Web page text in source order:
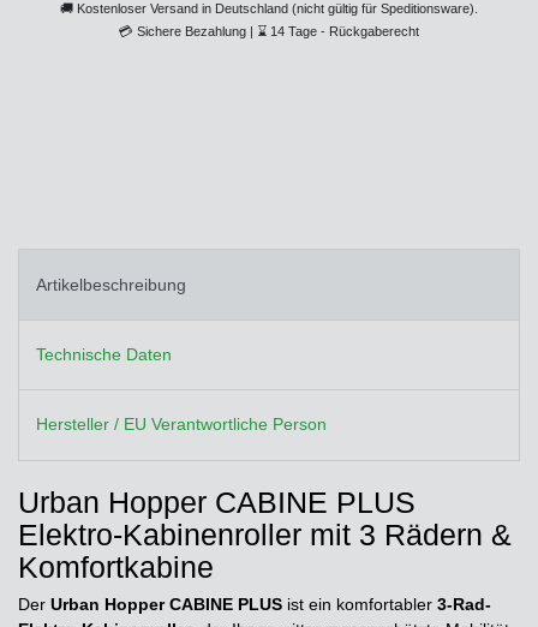
🚚 Kostenloser Versand in Deutschland (nicht gültig für Speditionsware).
💳 Sichere Bezahlung | ⌛ 14 Tage - Rückgaberecht
Artikelbeschreibung
Technische Daten
Hersteller / EU Verantwortliche Person
Urban Hopper CABINE PLUS
Elektro-Kabinenroller mit 3 Rädern &
Komfortkabine
Der Urban Hopper CABINE PLUS ist ein komfortabler 3-Rad-